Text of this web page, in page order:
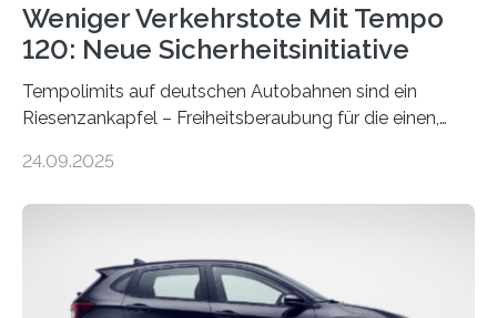
Weniger Verkehrstote Mit Tempo
120: Neue Sicherheitsinitiative
Tempolimits auf deutschen Autobahnen sind ein
Riesenzankapfel – Freiheitsberaubung für die einen,
Nach rund 50 Jahren hat eine Wissenschaftlerin der
die Zahl der Verkehrstoten sogar um 35 Prozent. Die
Studie ist in der Zeitschrift Transportation Research
24.09.2025